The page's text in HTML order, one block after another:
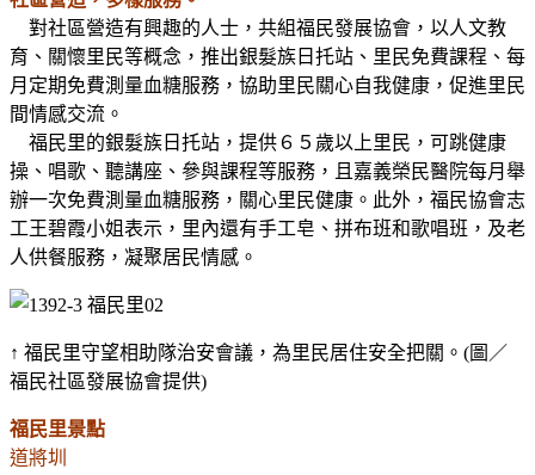
對社區營造有興趣的人士，共組福民發展協會，以人文教
育、關懷里民等概念，推出銀髮族日托站、里民免費課程、每
月定期免費測量血糖服務，協助里民關心自我健康，促進里民
間情感交流。
福民里的銀髮族日托站，提供６５歲以上里民，可跳健康
操、唱歌、聽講座、參與課程等服務，且嘉義榮民醫院每月舉
辦一次免費測量血糖服務，關心里民健康。此外，福民協會志
工王碧霞小姐表示，里內還有手工皂、拼布班和歌唱班，及老
人供餐服務，凝聚居民情感。
↑ 福民里守望相助隊治安會議，為里民居住安全把關。(圖／
福民社區發展協會提供)
福民里景點
道將圳